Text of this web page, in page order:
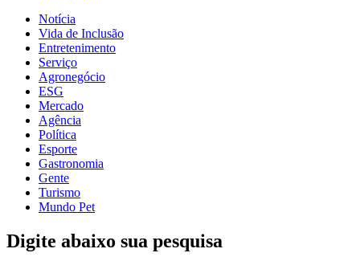
Notícia
Vida de Inclusão
Entretenimento
Serviço
Agronegócio
ESG
Mercado
Agência
Política
Esporte
Gastronomia
Gente
Turismo
Mundo Pet
Digite abaixo sua pesquisa